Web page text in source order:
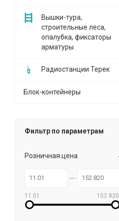
Вышки-тура,
строительные леса,
опалубка, фиксаторы
арматуры
Радиостанции Терек
Блок-контейнеры
Фильтр по параметрам
Розничная цена
11.01 152 820